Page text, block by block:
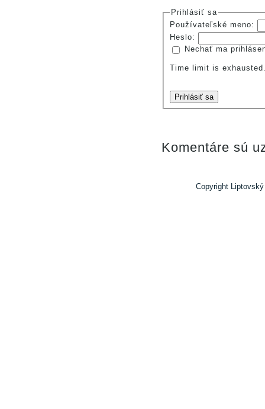
Prihlásiť sa
Používateľské meno:
Heslo:
Nechať ma
Time limit is
Prihlásiť sa
Komentáre sú
Copyright